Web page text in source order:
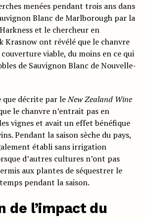
menées pendant trois ans dans
Blanc de Marlborough par la
et le chercheur en
ont révélé que le chanvre
viable, du moins en ce qui
de Sauvignon Blanc de Nouvelle-
que décrite par leNew Zealand Wine
le chanvre n’entrait pas en
vignes et avait un effet bénéfique
Pendant la saison sèche du pays,
établi sans irrigation
d’autres cultures n’ont pas
aux plantes de séquestrer le
pendant la saison.
de l’impact du